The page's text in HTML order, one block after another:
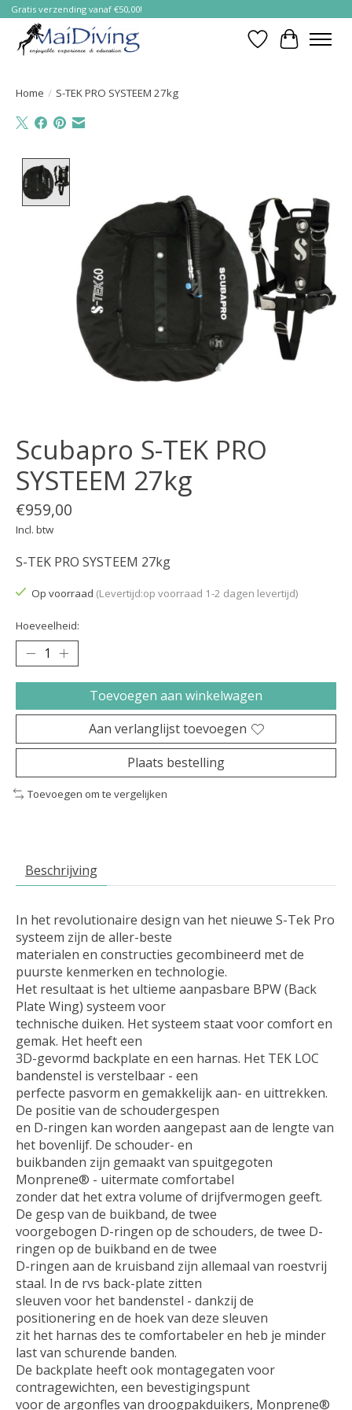
Gratis verzending vanaf €50,00!
Verlanglijst
Home / S-TEK PRO SYSTEEM 27kg
Scubapro S-TEK PRO
SYSTEEM 27kg
€959,00
Incl. btw
S-TEK PRO SYSTEEM 27kg
Op voorraad (Levertijd:op voorraad 1-2 dagen levertijd)
Hoeveelheid:
Toevoegen aan winkelwagen
Aan verlanglijst toevoegen
Plaats bestelling
Toevoegen om te vergelijken
Beschrijving
In het revolutionaire design van het nieuwe S-Tek Pro
systeem zijn de aller-beste
materialen en constructies gecombineerd met de
puurste kenmerken en technologie.
Het resultaat is het ultieme aanpasbare BPW (Back
Plate Wing) systeem voor
technische duiken. Het systeem staat voor comfort en
gemak. Het heeft een
3D-gevormd backplate en een harnas. Het TEK LOC
bandenstel is verstelbaar - een
perfecte pasvorm en gemakkelijk aan- en uittrekken.
De positie van de schoudergespen
en D-ringen kan worden aangepast aan de lengte van
het bovenlijf. De schouder- en
buikbanden zijn gemaakt van spuitgegoten
Monprene® - uitermate comfortabel
zonder dat het extra volume of drijfvermogen geeft.
De gesp van de buikband, de twee
voorgebogen D-ringen op de schouders, de twee D-
ringen op de buikband en de twee
D-ringen aan de kruisband zijn allemaal van roestvrij
staal. In de rvs back-plate zitten
sleuven voor het bandenstel - dankzij de
positionering en de hoek van deze sleuven
zit het harnas des te comfortabeler en heb je minder
last van schurende banden.
De backplate heeft ook montagegaten voor
contragewichten, een bevestigingspunt
voor de argonfles van droogpakduikers, Monprene®